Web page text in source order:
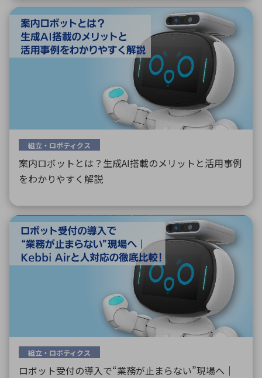
組立・ロボティクス
案内ロボットとは？生成AI搭載のメリットと活用事例
をわかりやすく解説
組立・ロボティクス
ロボット受付の導入で“業務が止まらない”現場へ｜